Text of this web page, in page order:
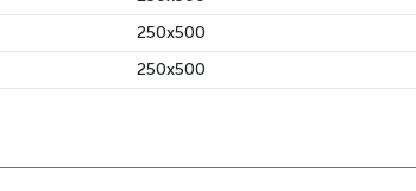
250x500
250x500